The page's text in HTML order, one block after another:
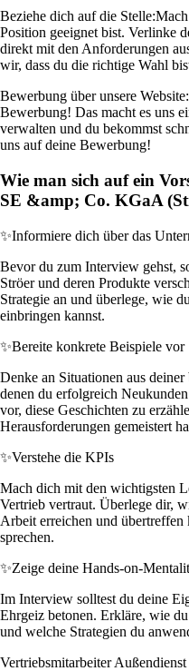
Beziehe dich auf die Stelle:
Position geeignet bist. Verlinke
direkt mit den Anforderungen
wir, dass du die richtige Wahl
Bewerbung über unsere Website:
Bewerbung! Das macht es uns
verwalten und du bekommst
uns auf deine Bewerbung!
Wie man sich auf ein
SE &amp; Co. KGaA
✨Informiere dich über das
Bevor du zum Interview gehst,
Ströer und deren Produkte
Strategie an und überlege, wie
einbringen kannst.
✨Bereite konkrete Beispiele vor
Denke an Situationen aus
denen du erfolgreich
vor, diese Geschichten zu
Herausforderungen gemeistert
✨Verstehe die KPIs
Mach dich mit den wichtigsten
Vertrieb vertraut. Überlege dir,
Arbeit erreichen und übertreffen
sprechen.
✨Zeige deine Hands-on-
Im Interview solltest du deine
Ehrgeiz betonen. Erkläre, wie
und welche Strategien du
Vertriebsmitarbeiter